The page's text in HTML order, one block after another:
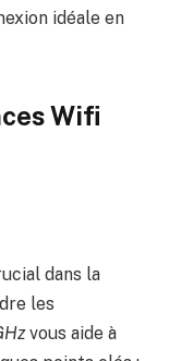
idéale en
Wifi
dans la
les
vous aide à